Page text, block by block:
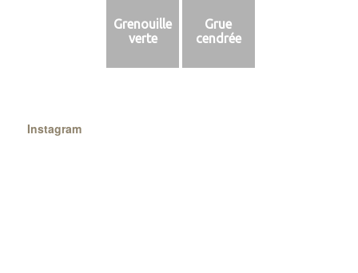
Grenouille
verte
Grue
cendrée
Instagram